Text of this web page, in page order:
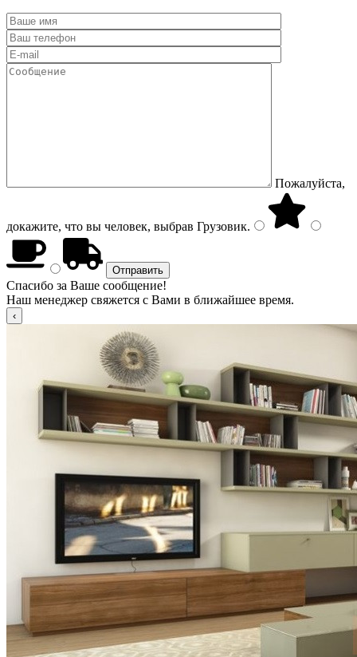
Пожалуйста,
докажите, что вы человек, выбрав Грузовик.
Спасибо за Ваше сообщение!
Наш менеджер свяжется с Вами в ближайшее время.